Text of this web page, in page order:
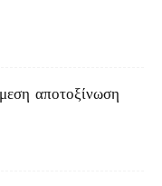
αποτοξίνωση